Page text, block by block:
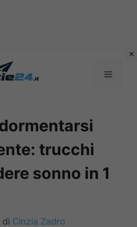
MENU
trucchi
sonno in 1
di Cinzia Zadro